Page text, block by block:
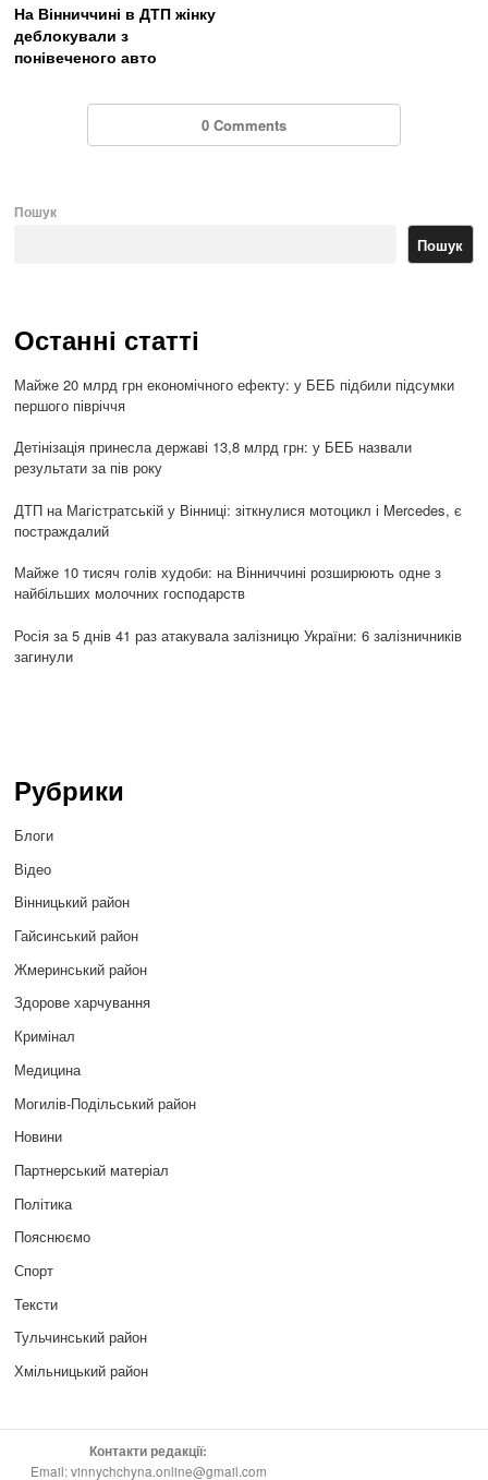
На Вінниччині в ДТП жінку
деблокували з
понівеченого авто
0 Comments
Пошук
Пошук
Останні статті
Майже 20 млрд грн економічного ефекту: у БЕБ підбили підсумки
першого півріччя
Детінізація принесла державі 13,8 млрд грн: у БЕБ назвали
результати за пів року
ДТП на Магістратській у Вінниці: зіткнулися мотоцикл і Mercedes, є
постраждалий
Майже 10 тисяч голів худоби: на Вінниччині розширюють одне з
найбільших молочних господарств
Росія за 5 днів 41 раз атакувала залізницю України: 6 залізничників
загинули
Рубрики
Блоги
Відео
Вінницький район
Гайсинський район
Жмеринський район
Здорове харчування
Кримінал
Медицина
Могилів-Подільський район
Новини
Партнерський матеріал
Політика
Пояснюємо
Спорт
Тексти
Тульчинський район
Хмільницький район
Контакти редакції:
Email: vinnychchyna.online@gmail.com